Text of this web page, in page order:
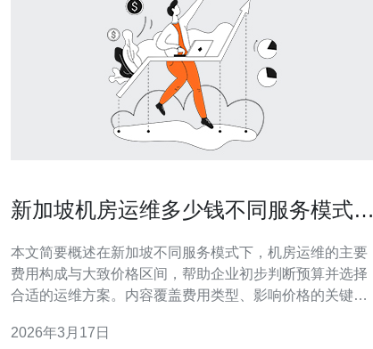
新加坡机房运维多少钱不同服务模式下
本文简要概述在新加坡不同服务模式下，机房运维的主要
费用构成与大致价格区间，帮助企业初步判断预算并选择
合适的运维方案。内容覆盖费用类型、影响价格的关键因
少：新加坡常见的机房运维费用范围是多少？ 在新加坡，
2026年3月17日